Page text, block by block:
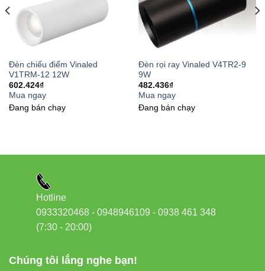
Đèn chiếu điểm Vinaled
V1TRM-12 12W
602.424₫
Mua ngay
Đang bán chạy
Đèn rọi ray Vinaled V4TR2-9
9W
482.436₫
Mua ngay
Đang bán chạy
Chúng tôi lắng nghe bạn!
Hotline
0933320468 - 0948946109 - 0938 461 348
(7:30 - 20:00)